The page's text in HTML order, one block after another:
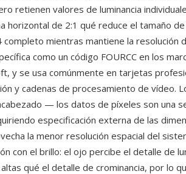
retienen valores de luminancia
horizontal de 2:1 qué reduce el tamaño
completo mientras mantiene la resolución
como un código FOURCC en los
y se usa comúnmente en tarjetas
y cadenas de procesamiento de vídeo.
— los datos de píxeles son una
especificación externa de las
la menor resolución espacial del
con el brillo: el ojo percibe el detalle de
qué el detalle de crominancia, por lo